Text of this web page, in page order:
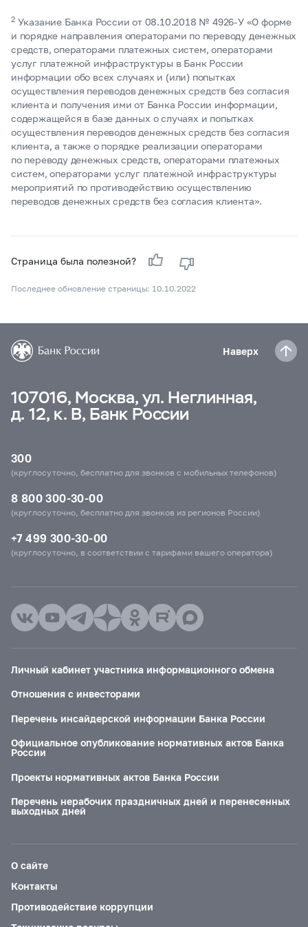
2Указание Банка России от 08.10.2018 №4926-У«О форме
и порядке направления операторами по переводу денежных
средств, операторами платежных систем, операторами
услуг платежной инфраструктуры в Банк России
информации обо всех случаях и (или) попытках
осуществления переводов денежных средств без согласия
клиента и получения ими от Банка России информации,
содержащейся в базе данных о случаях и попытках
осуществления переводов денежных средств без согласия
клиента, а также о порядке реализации операторами
по переводу денежных средств, операторами платежных
систем, операторами услуг платежной инфраструктуры
мероприятий по противодействию осуществлению
переводов денежных средств без согласия клиента».
Страница была полезной?
Последнее обновление страницы: 10.10.2022
Наверх
107016, Москва, ул. Неглинная,
д. 12, к. В, Банк России
300
(круглосуточно, бесплатно для звонков с мобильных телефонов)
8 800 300-30-00
(круглосуточно, бесплатно для звонков из регионов России)
+7 499 300-30-00
(круглосуточно, в соответствии с тарифами вашего оператора)
Личный кабинет участника информационного обмена
Отношения с инвесторами
Перечень инсайдерской информации Банка России
Официальное опубликование нормативных актов Банка
России
Проекты нормативных актов Банка России
Перечень нерабочих праздничных дней и перенесенных
выходных дней
О сайте
Контакты
Противодействие коррупции